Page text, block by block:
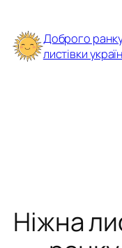
до
вмісту
Доброго
листівки
Ніжна